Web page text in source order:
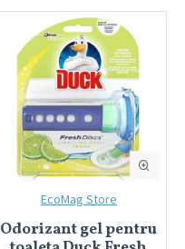
EcoMag Store
Odorizant gel pentru